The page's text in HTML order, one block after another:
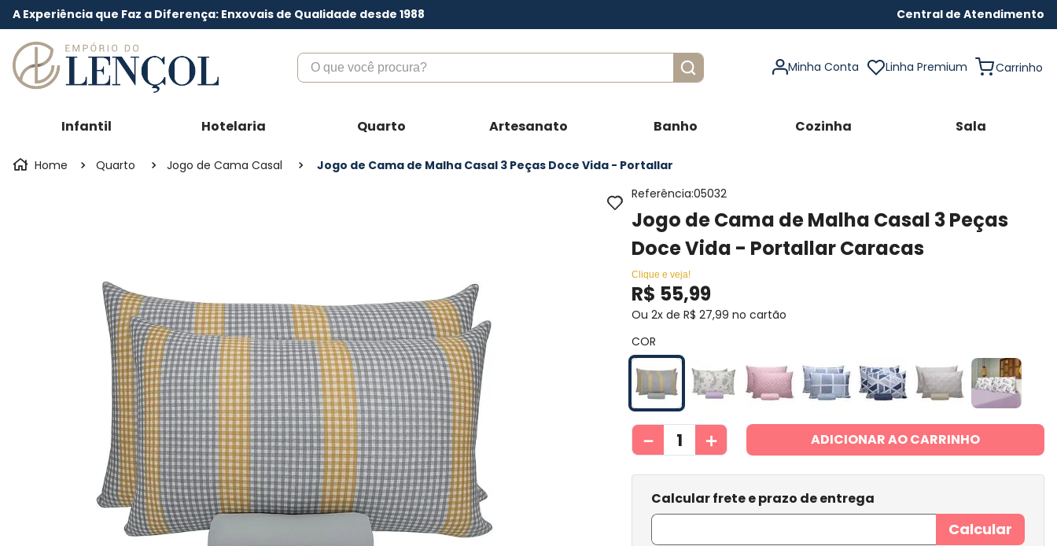
A Experiência que Faz a Diferença: Enxovais de Qualidade desde 1988 Central de Atendimento
O que você procura?
Minha Conta Linha Premium
Infantil Hotelaria Quarto Artesanato Banho Cozinha Sala
Quarto Jogo de Cama Casal Jogo de Cama de Malha Casal 3 Peças Doce Vida - Portallar
Referência:05032
Jogo de Cama de Malha Casal 3 Peças
Doce Vida - Portallar Caracas
Clique e veja!
R$ 55,99
Ou2x deR$ 27,99 no cartão
COR
＋
－ ADICIONAR AO CARRINHO